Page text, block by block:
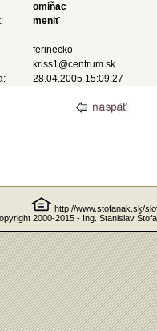
omiňac
meniť
ferinecko
kriss1@centrum.sk
28.04.2005 15:09:27
http://www.stofanak.sk/
2000-2015 - Ing. Stanislav